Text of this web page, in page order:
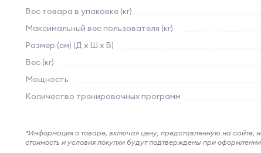
Вес товара в упаковке (кг)
Максимальный вес пользователя (кг)
Размер (см) (Д х Ш х В)
Вес (кг)
Мощность
Количество тренировочных программ
*Информация о товаре, включая цену, представленную на сайте,
стоимость и условия покупки будут подтверждены при